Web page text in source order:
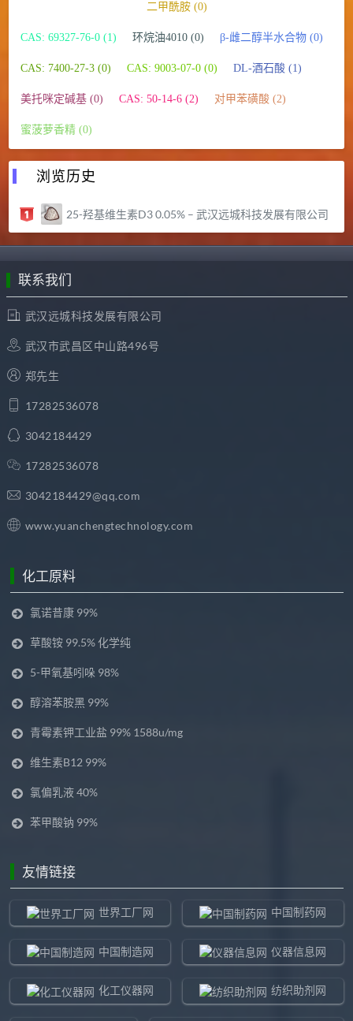
二甲酰胺 (0)
CAS: 69327-76-0 (1) 环烷油4010 (0) β-雌二醇半水合物 (0)
CAS: 7400-27-3 (0) CAS: 9003-07-0 (0) DL-酒石酸 (1)
美托咪定碱基 (0) CAS: 50-14-6 (2) 对甲苯磺酸 (2)
蜜菠萝香精 (0)
浏览历史
25-羟基维生素D3 0.05% – 武汉远城科技发展有限公司
联系我们
武汉远城科技发展有限公司
武汉市武昌区中山路496号
郑先生
17282536078
3042184429
17282536078
3042184429@qq.com
www.yuanchengtechnology.com
化工原料
氯诺昔康 99%
草酸铵 99.5% 化学纯
5-甲氧基吲哚 98%
醇溶苯胺黑 99%
青霉素钾工业盐 99% 1588u/mg
维生素B12 99%
氯偏乳液 40%
苯甲酸钠 99%
友情链接
世界工厂网 中国制药网
中国制造网 仪器信息网
化工仪器网 纺织助剂网